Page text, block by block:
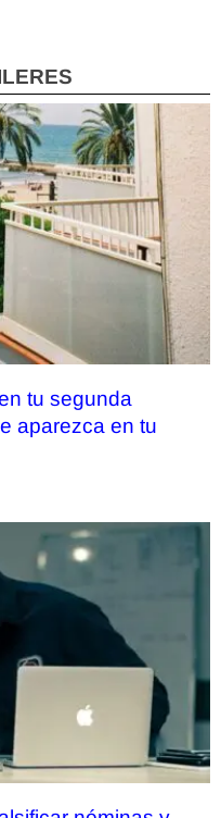
tu segunda
aparezca en tu